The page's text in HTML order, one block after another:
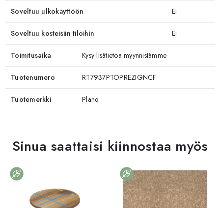
Soveltuu ulkokäyttöön Ei
Soveltuu kosteisiin tiloihin Ei
Toimitusaika Kysy lisätietoa myynnistämme
Tuotenumero RT7937PTOPREZIGNCF
Tuotemerkki Planq
Sinua saattaisi kiinnostaa myös